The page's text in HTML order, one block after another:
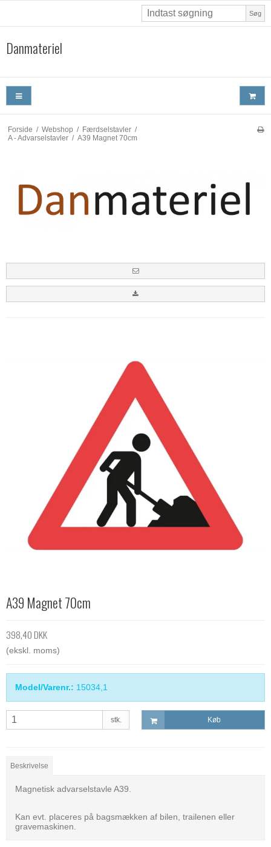
Søg
Danmateriel
Forside / Webshop / Færdselstavler /
A - Advarselstavler / A39 Magnet 70cm
A39 Magnet 70cm
398,40 DKK
(ekskl. moms)
Model/Varenr.: 15034,1
stk. Køb
Beskrivelse
Magnetisk advarselstavle A39.
Kan evt. placeres på bagsmækken af bilen, trailenen eller
gravemaskinen.